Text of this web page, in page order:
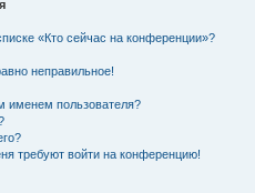
«Кто сейчас на конференции»?
неправильное!
именем пользователя?
требуют войти на конференцию!